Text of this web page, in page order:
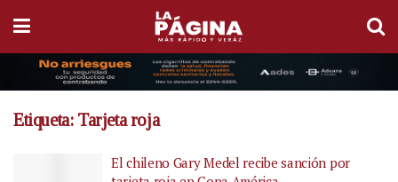
Etiqueta: Tarjeta roja
El chileno Gary Medel recibe sanción por